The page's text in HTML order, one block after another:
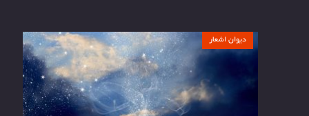
دیوان اشعار